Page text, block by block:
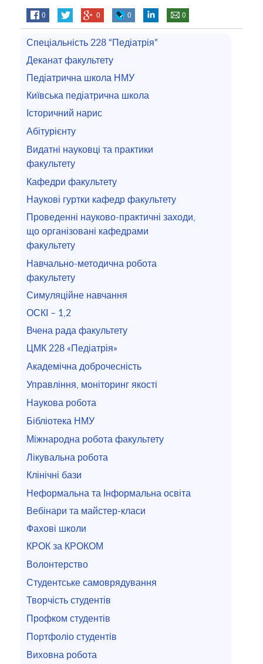
0 0 0 0
Спеціальність 228 “Педіатрія”
Деканат факультету
Педіатрична школа НМУ
Київська педіатрична школа
Історичний нарис
Абітурієнту
Видатні науковці та практики
факультету
Кафедри факультету
Наукові гуртки кафедр факультету
Проведенні науково-практичні заходи,
що організовані кафедрами
факультету
Навчально-методична робота
факультету
Симуляційне навчання
ОСКІ – 1,2
Вчена рада факультету
ЦМК 228 «Педіатрія»
Академічна доброчесність
Управління, моніторинг якості
Наукова робота
Бібліотека НМУ
Міжнародна робота факультету
Лікувальна робота
Клінічні бази
Неформальна та Інформальна освіта
Вебінари та майстер-класи
Фахові школи
КРОК за КРОКОМ
Волонтерство
Студентське самоврядування
Творчість студентів
Профком студентів
Портфоліо студентів
Виховна робота